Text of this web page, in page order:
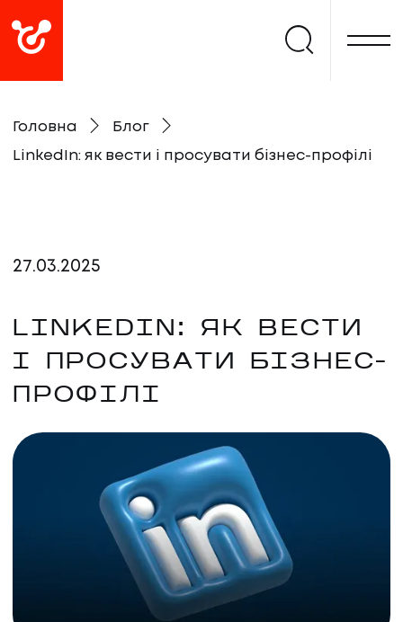
Головна Блог
LinkedIn: як вести і просувати бізнес-профілі
27.03.2025
LINKEDIN: ЯК ВЕСТИ
І ПРОСУВАТИ БІЗНЕС-
ПРОФІЛІ